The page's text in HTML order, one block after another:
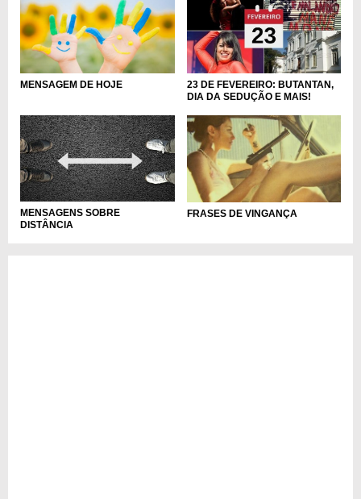
MENSAGEM DE HOJE
23 DE FEVEREIRO: BUTANTAN,
DIA DA SEDUÇÃO E MAIS!
MENSAGENS SOBRE
DISTÂNCIA
FRASES DE VINGANÇA